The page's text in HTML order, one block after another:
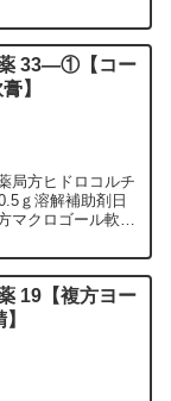
薬 33―①【コー
】
局方ヒドロコルチ
ｇ溶解補助剤日
マクロゴール軟膏
19【複方ヨー